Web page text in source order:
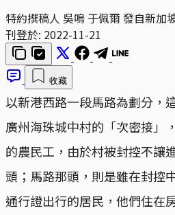
特約撰稿人 吳鳴 于佩爾 發自新加
刊登於: 2022-11-21
收藏
以新港西路一段馬路為劃分，
廣州海珠城中村的「次密接」
的農民工，由於村被封控不讓
頭；馬路那頭，則是雖在封控
通行證出行的居民，他們住在